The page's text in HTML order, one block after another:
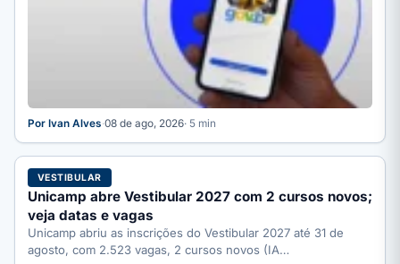
Por Ivan Alves·08 de ago, 2026· 5 min
VESTIBULAR
Unicamp abre Vestibular 2027 com 2 cursos novos;
veja datas e vagas
Unicamp abriu as inscrições do Vestibular 2027 até 31 de
agosto, com 2.523 vagas, 2 cursos novos (IA…